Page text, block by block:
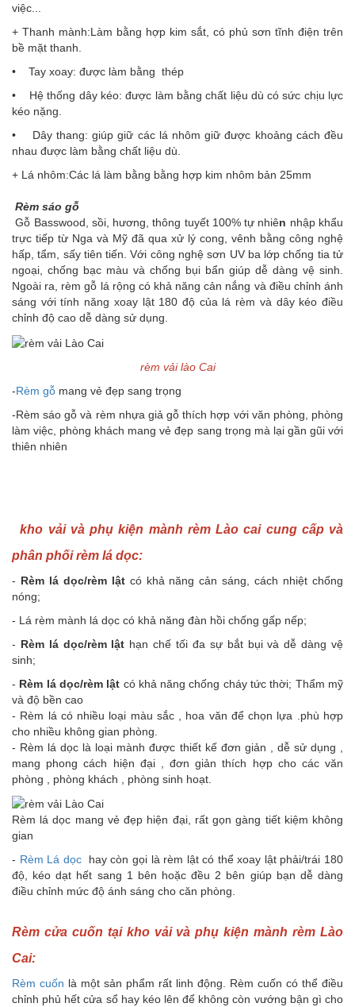
việc...
+ Thanh mành:Làm bằng hợp kim sắt, có phủ sơn tĩnh điện trên
bề mặt thanh.
• Tay xoay: được làm bằng thép
• Hệ thống dây kéo: được làm bằng chất liệu dù có sức chịu lực
kéo nặng.
• Dây thang: giúp giữ các lá nhôm giữ được khoảng cách đều
nhau được làm bằng chất liệu dù.
+ Lá nhôm:Các lá làm bằng bằng hợp kim nhôm bản 25mm
Rèm sáo gỗ
Gỗ Basswood, sồi, hương, thông tuyết 100% tự nhiên nhập khẩu
trực tiếp từ Nga và Mỹ đã qua xử lý cong, vênh bằng công nghệ
hấp, tẩm, sấy tiên tiến. Với công nghệ sơn UV ba lớp chống tia tử
ngoại, chống bạc màu và chống bụi bẩn giúp dễ dàng vệ sinh.
Ngoài ra, rèm gỗ lá rộng có khả năng cản nắng và điều chỉnh ánh
sáng với tính năng xoay lật 180 độ của lá rèm và dây kéo điều
chỉnh độ cao dễ dàng sử dụng.
rèm vải lào Cai
-Rèm gỗ mang vẻ đẹp sang trọng
-Rèm sáo gỗ và rèm nhựa giả gỗ thích hợp với văn phòng, phòng
làm việc, phòng khách mang vẻ đẹp sang trọng mà lại gần gũi với
thiên nhiên
kho vải và phụ kiện mành rèm Lào cai cung cấp và
phân phối rèm lá dọc:
- Rèm lá dọc/rèm lậtcó khả năng cản sáng, cách nhiệt chống
nóng;
- Lá rèm mành lá dọc có khả năng đàn hồi chống gấp nếp;
- Rèm lá dọc/rèm lật hạn chế tối đa sự bắt bụi và dễ dàng vệ
sinh;
- Rèm lá dọc/rèm lật có khả năng chống cháy tức thời; Thẩm mỹ
và độ bền cao
- Rèm lá có nhiều loại màu sắc , hoa văn để chọn lựa .phù hợp
cho nhiều không gian phòng.
- Rèm lá dọc là loại mành được thiết kế đơn giản , dễ sử dụng ,
mang phong cách hiện đại , đơn giản thích hợp cho các văn
phòng , phòng khách , phòng sinh hoạt.
Rèm lá dọc mang vẻ đẹp hiện đại, rất gọn gàng tiết kiệm không
gian
- Rèm Lá dọchay còn gọi là rèm lật có thể xoay lật phải/trái 180
độ, kéo dạt hết sang 1 bên hoặc đều 2 bên giúp bạn dễ dàng
điều chỉnh mức độ ánh sáng cho căn phòng.
Rèm cửa cuốn tại kho vải và phụ kiện mành rèm Lào
Cai:
Rèm cuốn là một sản phẩm rất linh động. Rèm cuốn có thể điều
chỉnh phủ hết cửa sổ hay kéo lên để không còn vướng bận gì cho